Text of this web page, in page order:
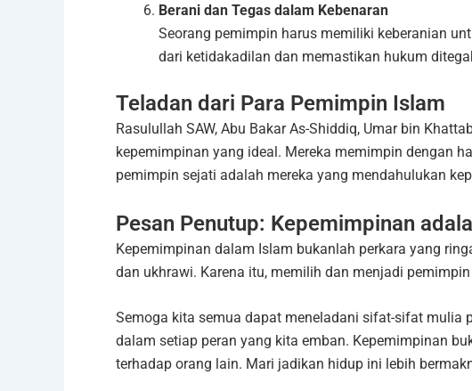
Berani dan Tegas dalam Kebenaran
Seorang pemimpin harus memiliki keberanian
dari ketidakadilan dan memastikan hukum
Teladan dari Para Pemimpin Islam
Rasulullah SAW, Abu Bakar As-Shiddiq, Umar bin
kepemimpinan yang ideal. Mereka memimpin dengan
pemimpin sejati adalah mereka yang mendahulukan
Pesan Penutup: Kepemimpinan
Kepemimpinan dalam Islam bukanlah perkara yang
dan ukhrawi. Karena itu, memilih dan menjadi
Semoga kita semua dapat meneladani sifat-sifat mulia
dalam setiap peran yang kita emban. Kepemimpinan
terhadap orang lain. Mari jadikan hidup ini lebih